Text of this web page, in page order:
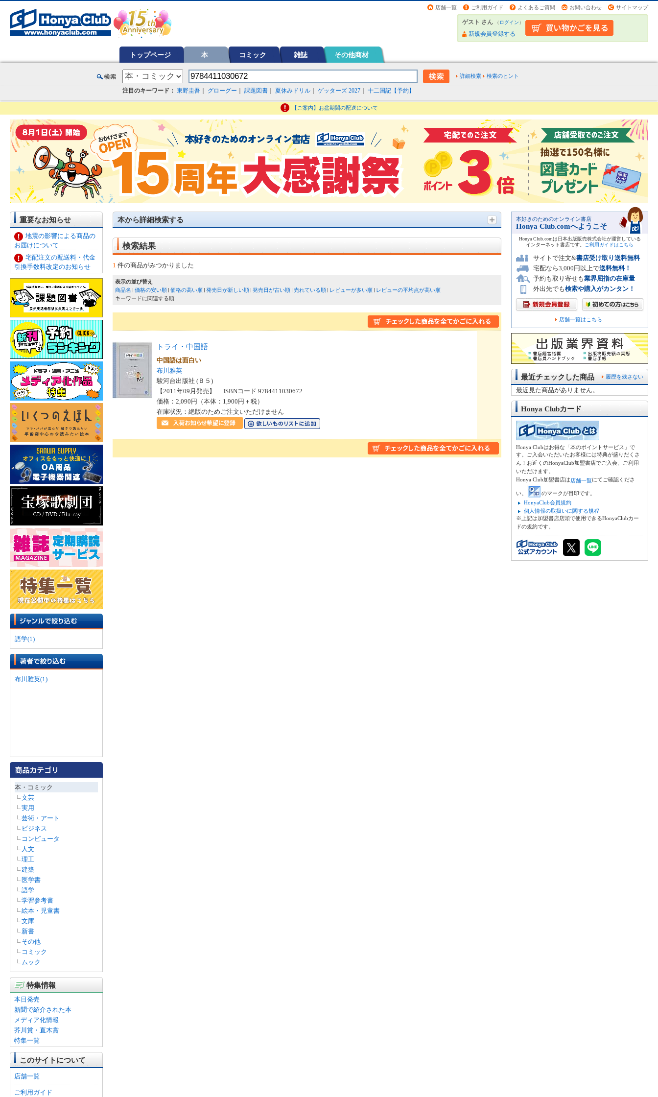
店舗一覧 ご利用ガイド よくあるご質問 お問い合わせ サイトマップ
ゲスト さん （ログイン）
新規会員登録する
トップページ 本 コミック 雑誌 その他商材
詳細検索 検索のヒント
注目のキーワード： 東野圭吾 グローグー 課題図書 夏休みドリル ゲッターズ 2027 十二国記【予約】
【ご案内】お盆期間の配送について
重要なお知らせ
地震の影響による商品の
お届けについて
宅配注文の配送料・代金
引換手数料改定のお知らせ
語学(1)
布川雅英(1)
本・コミック
文芸
実用
芸術・アート
ビジネス
コンピュータ
人文
理工
建築
医学書
語学
学習参考書
絵本・児童書
文庫
新書
その他
コミック
ムック
特集情報
本日発売
新聞で紹介された本
メディア化情報
芥川賞・直木賞
特集一覧
このサイトについて
店舗一覧
ご利用ガイド
本から詳細検索する
検索結果
1 件の商品がみつかりました
表示の並び替え
商品名
価格の安い順 価格の高い順 発売日が新しい順 発売日が古い順 売れている順 レビューが多い順
レビューの平均点が高い順
キーワードに関連する順
トライ・中国語
中国語は面白い
布川雅英
駿河台出版社 (Ｂ５)
【2011年09月発売】 ISBNコード 9784411030672
価格：2,090円（本体：1,900円＋税）
在庫状況：絶版のためご注文いただけません
本好きのためのオンライン書店
Honya Club.comへようこそ
Honya Club.comは日本出版販売株式会社が運営している
インターネット書店です。
ご利用ガイドはこちら
サイトで注文&書店受け取り送料無料
宅配なら3,000円以上で送料無料！
予約も取り寄せも業界屈指の在庫量
外出先でも検索や購入がカンタン！
店舗一覧はこちら
履歴を残さない
最近チェックした商品
最近見た商品がありません。
Honya Clubカード
Honya Clubはお得な「本のポイントサービス」で
す。ご入会いただいたお客様には特典が盛りだくさ
ん！お近くのHonyaClub加盟書店でご入会、ご利用
いただけます。
Honya Club加盟書店は店舗一覧にてご確認くださ
い。
のマークが目印です。
HonyaClub会員規約
個人情報の取扱いに関する規程
※上記は加盟書店店頭で使用できるHonyaClubカー
ドの規約です。